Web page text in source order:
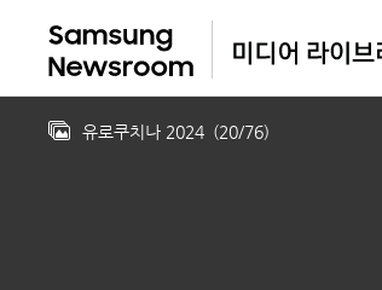
유로쿠치나 2024 (20/76)